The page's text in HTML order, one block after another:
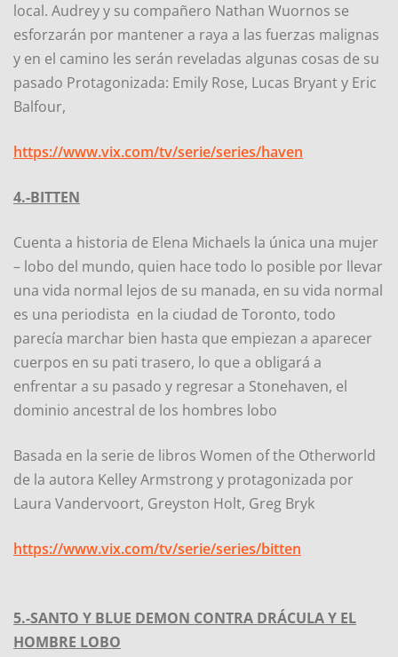
local. Audrey y su compañero Nathan Wuornos se
esforzarán por mantener a raya a las fuerzas malignas
y en el camino les serán reveladas algunas cosas de su
pasado Protagonizada: Emily Rose, Lucas Bryant y Eric
Balfour,
https://www.vix.com/tv/serie/series/haven
4.-BITTEN
Cuenta a historia de Elena Michaels la única una mujer
– lobo del mundo, quien hace todo lo posible por llevar
una vida normal lejos de su manada, en su vida normal
es una periodista en la ciudad de Toronto, todo
parecía marchar bien hasta que empiezan a aparecer
cuerpos en su pati trasero, lo que a obligará a
enfrentar a su pasado y regresar a Stonehaven, el
dominio ancestral de los hombres lobo
Basada en la serie de libros Women of the Otherworld
de la autora Kelley Armstrong y protagonizada por
Laura Vandervoort, Greyston Holt, Greg Bryk
https://www.vix.com/tv/serie/series/bitten
5.-SANTO Y BLUE DEMON CONTRA DRÁCULA Y EL
HOMBRE LOBO